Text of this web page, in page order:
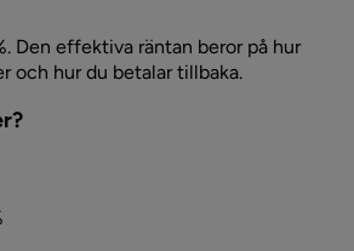
Den effektiva räntan beror på hur
och hur du betalar tillbaka.